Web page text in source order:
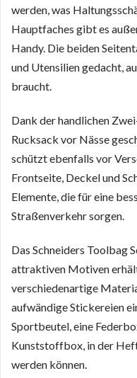
werden, was
Hauptfaches gibt es
Handy. Die beiden
und Utensilien gedacht,
braucht.
Dank der handlichen
Rucksack vor Nässe
schützt ebenfalls vor
Frontseite, Deckel und
Elemente, die für eine
Straßenverkehr sorgen.
Das Schneiders Toolbag
attraktiven Motiven
verschiedenartige
aufwändige Stickereien
Sportbeutel, eine
Kunststoffbox, in der
werden können.